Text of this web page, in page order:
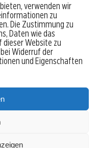
verwenden wir
zu
Die Zustimmung zu
Daten wie das
Website zu
Widerruf der
und Eigenschaften